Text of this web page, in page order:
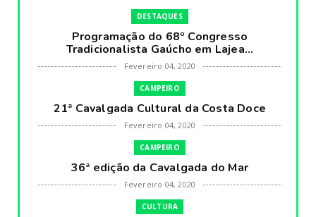
DESTAQUES
Programação do 68º Congresso
Tradicionalista Gaúcho em Lajea...
Fevereiro 04, 2020
CAMPEIRO
21ª Cavalgada Cultural da Costa Doce
Fevereiro 04, 2020
CAMPEIRO
36ª edição da Cavalgada do Mar
Fevereiro 04, 2020
CULTURA